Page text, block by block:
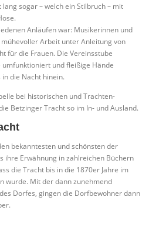
sogar – welch ein Stilbruch – mit
Anläufen war: Musikerinnen und
Arbeit unter Anleitung von
für die Frauen. Die Vereinsstube
und fleißige Hände
die Nacht hinein.
bei historischen und Trachten-
Betzinger Tracht so im In- und Ausland.
bekanntesten und schönsten der
ihre Erwähnung in zahlreichen Büchern
die Tracht bis in die 1870er Jahre im
wurde. Mit der dann zunehmend
Dorfes, gingen die Dorfbewohner dann